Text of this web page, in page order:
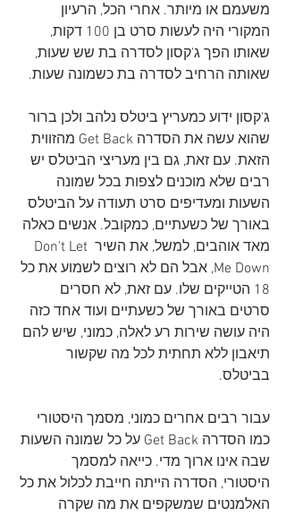
משעמם או מיותר. אחרי הכל, הרעיון
המקורי היה לעשות סרט בן 100 דקות,
שאותו הפך ג'קסון לסדרה בת שש שעות,
שאותה הרחיב לסדרה בת כשמונה שעות.
ג'קסון ידוע כמעריץ ביטלס נלהב ולכן ברור
שהוא עשה את הסדרה Get Back מהזווית
הזאת. עם זאת, גם בין מעריצי הביטלס יש
רבים שלא מוכנים לצפות בכל שמונה
השעות ומעדיפים סרט תעודה על הביטלס
באורך של כשעתיים, כמקובל. אנשים כאלה
מאד אוהבים, למשל, את השיר Don't Let
Me Down, אבל הם לא רוצים לשמוע את כל
18 הטייקים שלו. עם זאת, לא חסרים
סרטים באורך של כשעתיים ועוד אחד כזה
היה עושה שירות רע לאלה, כמוני, שיש להם
תיאבון ללא תחתית לכל מה שקשור
בביטלס.
עבור רבים אחרים כמוני, מסמך היסטורי
כמו הסדרה Get Back על כל שמונה השעות
שבה אינו ארוך מדי. כייאה למסמך
היסטורי, הסדרה הייתה חייבת לכלול את כל
האלמנטים שמשקפים את מה שקרה